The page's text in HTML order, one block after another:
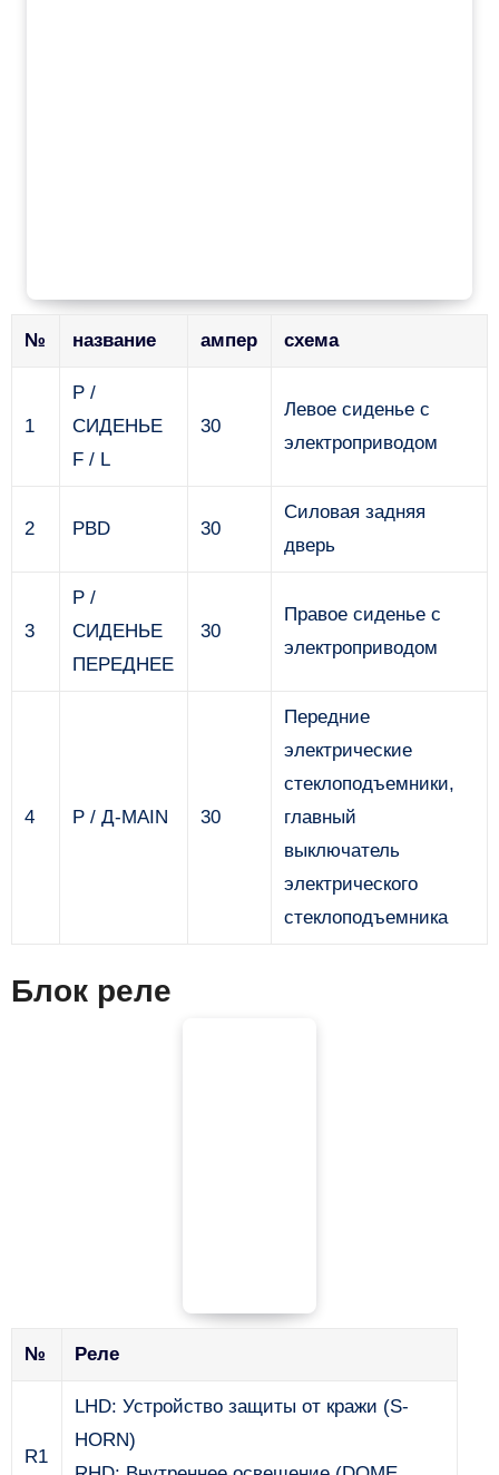
№ название ампер схема
1
P /
СИДЕНЬЕ
F / L
30
Левое сиденье с
электроприводом
2 PBD 30
Силовая задняя
дверь
3
P /
СИДЕНЬЕ
ПЕРЕДНЕЕ
30
Правое сиденье с
электроприводом
4 Р / Д-MAIN 30
Передние
электрические
стеклоподъемники,
главный
выключатель
электрического
стеклоподъемника
Блок реле
№ Реле
R1
LHD: Устройство защиты от кражи (S-
HORN)